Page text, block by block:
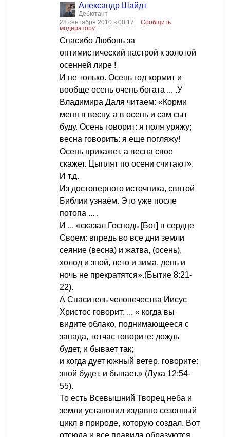
Александр Шайдт
Дебютант
28 сентября 2010 в 00:17
Сообщить
модератору
Cпасибо Любовь за
оптимистический настрой к золотой
осенней лире !
И не только. Осень год кормит и
вообще осень очень богата ... .У
Владимира Даля читаем: «Корми
меня в весну, а в осень и сам сыт
буду. Осень говорит: я поля уряжу;
весна говорить: я еще погляжу!
Осень прикажет, а весна свое
скажет. Цыплят по осени считают».
И т.д.
Из достоверного источника, святой
Библии узнаём. Это уже после
потопа ... .
И ... «сказал Господь [Бог] в сердце
Своем: впредь во все дни земли
сеяние (весна) и жатва, (осень),
холод и зной, лето и зима, день и
ночь не прекратятся».(Бытие 8:21-
22).
А Спаситель человечества Иисус
Христос говорит: ... « когда вы
видите облако, поднимающееся с
запада, тотчас говорите: дождь
будет, и бывает так;
и когда дует южный ветер, говорите:
зной будет, и бывает.» (Лука 12:54-
55).
То есть Всевышний Творец неба и
земли установил издавно сезонный
цикл в природе, которую создал. Вот
отсюда и все правила образуются.